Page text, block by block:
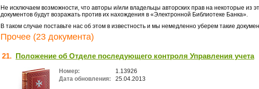
Не исключаем возможности, что авторы и/или владельцы авторских прав на некоторые из
документов будут возражать против их нахождения в «Электронной Библиотеке Банка».
В таком случае поставьте нас об этом в известность и мы немедленно уберем такие
Прочее (23 документа)
21. Положение об Отделе последующего контроля Управления учета
Номер:
1.13926
Дата обновления:
25.04.2013